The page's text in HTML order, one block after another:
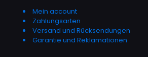
Mein account
Zahlungsarten
Versand und Rücksendungen
Garantie und Reklamationen